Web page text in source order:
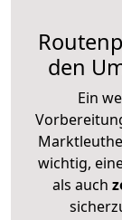
den
Ein
wichtig,
als auch